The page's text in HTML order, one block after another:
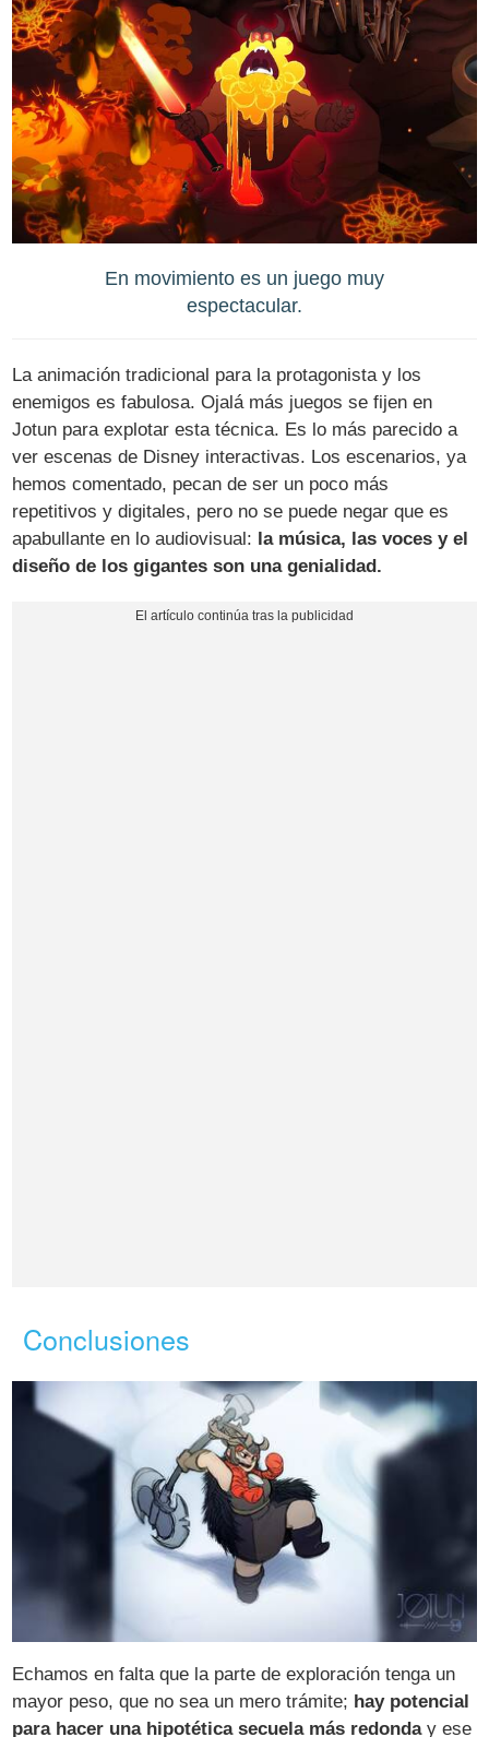
En movimiento es un juego muy
espectacular.
La animación tradicional para la protagonista y los
enemigos es fabulosa. Ojalá más juegos se fijen en
Jotun para explotar esta técnica. Es lo más parecido a
ver escenas de Disney interactivas. Los escenarios, ya
hemos comentado, pecan de ser un poco más
repetitivos y digitales, pero no se puede negar que es
apabullante en lo audiovisual: la música, las voces y el
diseño de los gigantes son una genialidad.
Conclusiones
Echamos en falta que la parte de exploración tenga un
mayor peso, que no sea un mero trámite; hay potencial
para hacer una hipotética secuela más redonday ese